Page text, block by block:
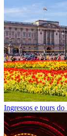
Ingressos e tours